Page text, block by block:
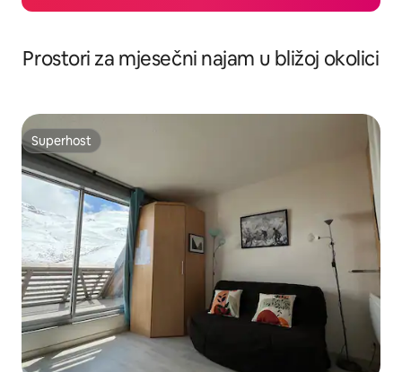
Prostori za mjesečni najam u bližoj okolici
Superhost
Superhost